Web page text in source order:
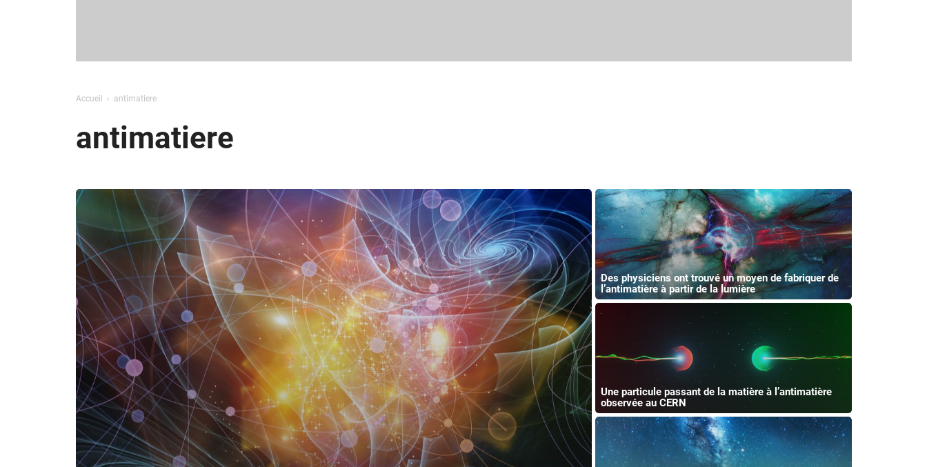
Accueil antimatiere
antimatiere
Des physiciens ont trouvé un moyen de fabriquer de
l’antimatière à partir de la lumière
Une particule passant de la matière à l’antimatière
observée au CERN